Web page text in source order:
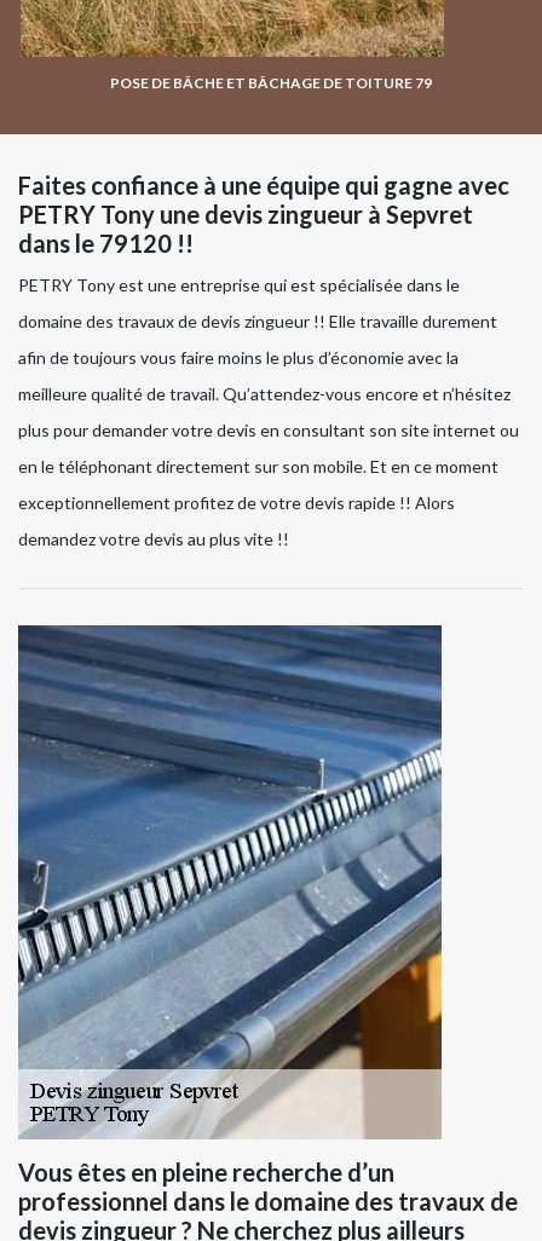
POSE DE BÂCHE ET BÂCHAGE DE TOITURE 79
Faites confiance à une équipe qui gagne avec
PETRY Tony une devis zingueur à Sepvret
dans le 79120 !!
PETRY Tony est une entreprise qui est spécialisée dans le
domaine des travaux de devis zingueur !! Elle travaille durement
afin de toujours vous faire moins le plus d’économie avec la
meilleure qualité de travail. Qu’attendez-vous encore et n’hésitez
plus pour demander votre devis en consultant son site internet ou
en le téléphonant directement sur son mobile. Et en ce moment
exceptionnellement profitez de votre devis rapide !! Alors
demandez votre devis au plus vite !!
Vous êtes en pleine recherche d’un
professionnel dans le domaine des travaux de
devis zingueur ? Ne cherchez plus ailleurs